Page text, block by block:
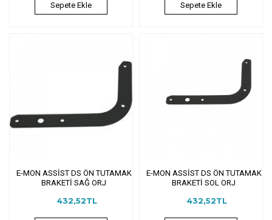
Sepete Ekle Sepete Ekle
E-MON ASSİST DS ÖN TUTAMAK
BRAKETİ SAĞ ORJ
432,52TL
E-MON ASSİST DS ÖN TUTAMAK
BRAKETİ SOL ORJ
432,52TL